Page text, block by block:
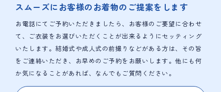
スムーズにお客様の お着物のご提案をします
お電話にてご予約いただきましたら、お客様のご要望に合わせ
て、ご衣装をお選びいただくことが出来るようにセッティング
いたします。結婚式や成人式の前撮りなどがある方は、その旨
をご連絡いただき、お早めのご予約をお願いします。他にも何
か気になることがあれば、なんでもご質問ください。